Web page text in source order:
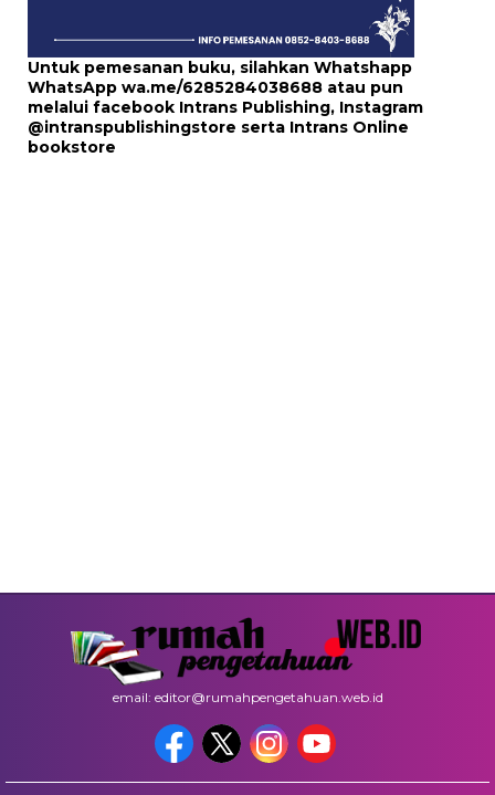
Untuk pemesanan buku, silahkan Whatshapp
WhatsApp wa.me/6285284038688 atau pun
melalui facebook Intrans Publishing, Instagram
@intranspublishingstore serta Intrans Online
bookstore
email: editor@rumahpengetahuan.web.id